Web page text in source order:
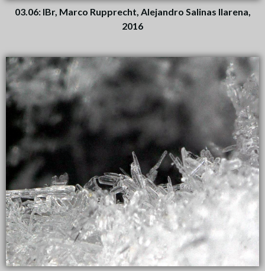
03.06: IBr, Marco Rupprecht, Alejandro Salinas Ilarena,
2016